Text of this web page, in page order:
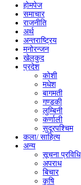
होमपेज
समाचार
राजनीति
अर्थ
अन्तराष्ट्रिय
मनोरन्जन
खेलकुद
प्रदेश
कोशी
मधेश
बागमती
गण्डकी
लुम्बिनी
कर्णाली
सुदूरपश्चिम
कला/ साहित्य
अन्य
सूचना प्रविधि
अपराध
बिचार
कृषि